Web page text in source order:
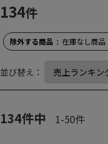
134件
除外する商品 在庫なし商品
並び替え：
134件中 1-50件